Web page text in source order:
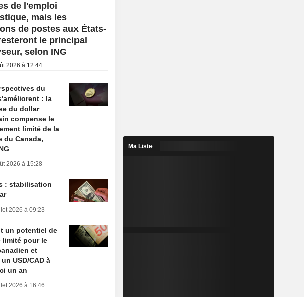
de l'emploi
mais les
de postes aux États-
le principal
selon ING
2026 à 12:44
du
: la
du dollar
compense le
limité de la
du Canada,
2026 à 15:28
: stabilisation
2026 à 09:23
un potentiel de
limité pour le
et
USD/CAD à
un an
2026 à 16:46
Ma Liste